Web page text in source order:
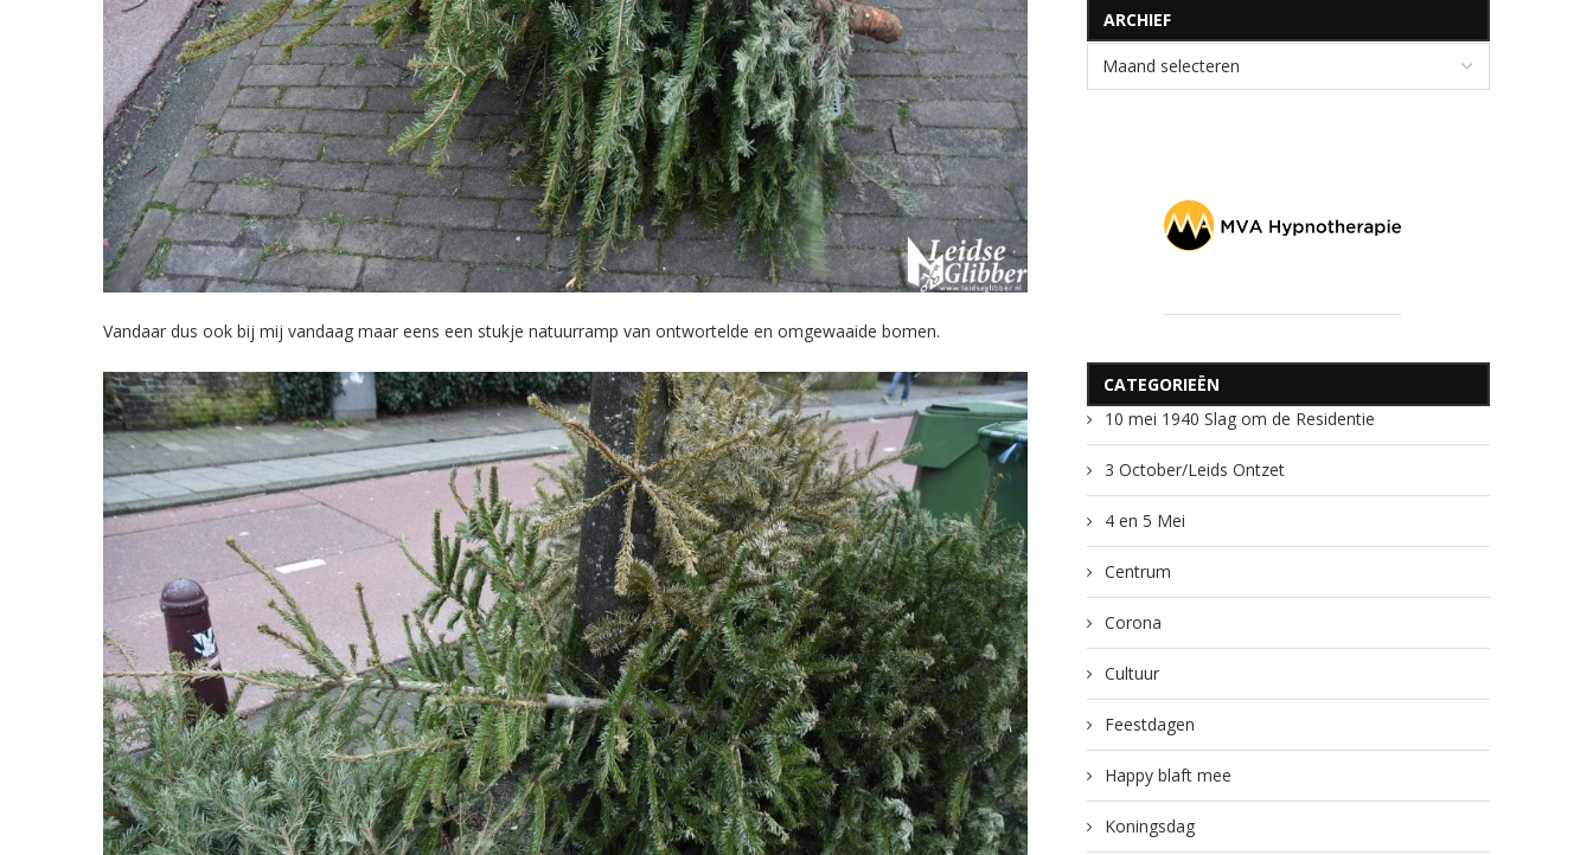
Vandaar dus ook bij mij vandaag maar eens een stukje natuurramp van ontwortelde en omgewaaide bomen.
ARCHIEF
CATEGORIEËN
10 mei 1940 Slag om de Residentie
3 October/Leids Ontzet
4 en 5 Mei
Centrum
Corona
Cultuur
Feestdagen
Happy blaft mee
Koningsdag